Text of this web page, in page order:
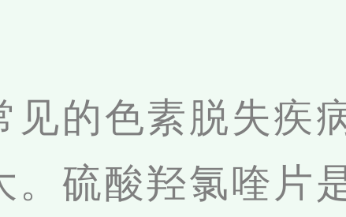
见的色素脱失疾
。硫酸羟氯喹片